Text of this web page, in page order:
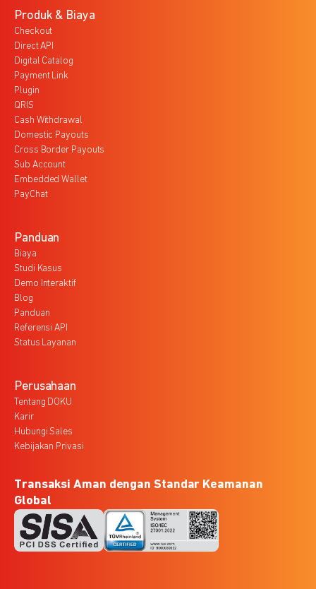
Produk & Biaya
Checkout
Direct API
Digital Catalog
Payment Link
Plugin
QRIS
Cash Withdrawal
Domestic Payouts
Cross Border Payouts
Sub Account
Embedded Wallet
PayChat
Panduan
Biaya
Studi Kasus
Demo Interaktif
Blog
Panduan
Referensi API
Status Layanan
Perusahaan
Tentang DOKU
Karir
Hubungi Sales
Kebijakan Privasi
Transaksi Aman dengan Standar Keamanan
Global